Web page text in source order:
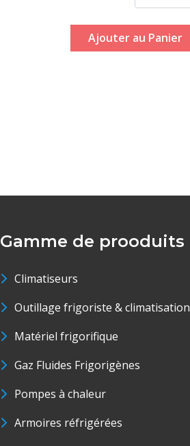
Ajouter au Panier
Gamme de prooduits
Climatiseurs
Outillage frigoriste & climatisation
Matériel frigorifique
Gaz Fluides Frigorigènes
Pompes à chaleur
Armoires réfrigérées